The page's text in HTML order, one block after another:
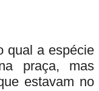
qual a espécie
praça, mas
estavam no